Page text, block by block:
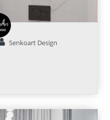
Senkoart Design